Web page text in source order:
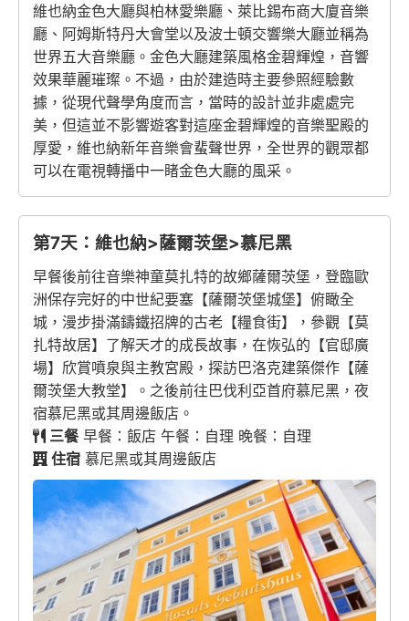
維也納金色大廳與柏林愛樂廳、萊比錫布商大廈音樂
廳、阿姆斯特丹大會堂以及波士頓交響樂大廳並稱為
世界五大音樂廳。金色大廳建築風格金碧輝煌，音響
效果華麗璀璨。不過，由於建造時主要參照經驗數
據，從現代聲學角度而言，當時的設計並非處處完
美，但這並不影響遊客對這座金碧輝煌的音樂聖殿的
厚愛，維也納新年音樂會蜚聲世界，全世界的觀眾都
可以在電視轉播中一睹金色大廳的風采。
第7天：維也納>薩爾茨堡>慕尼黑
早餐後前往音樂神童莫扎特的故鄉薩爾茨堡，登臨歐
洲保存完好的中世紀要塞【薩爾茨堡城堡】俯瞰全
城，漫步掛滿鑄鐵招牌的古老【糧食街】，參觀【莫
扎特故居】了解天才的成長故事，在恢弘的【官邸廣
場】欣賞噴泉與主教宮殿，探訪巴洛克建築傑作【薩
爾茨堡大教堂】。之後前往巴伐利亞首府慕尼黑，夜
宿慕尼黑或其周邊飯店。
三餐早餐：飯店 午餐：自理 晚餐：自理
住宿 慕尼黑或其周邊飯店